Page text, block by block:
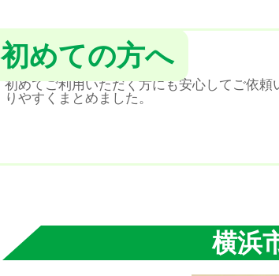
初めての方へ
初めてご利用いただく方にも安心してご依
りやすくまとめました。
横浜